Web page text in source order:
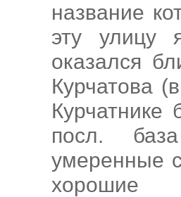
название
эту улицу
оказался
Курчатова
посл.
умеренные
хорошие